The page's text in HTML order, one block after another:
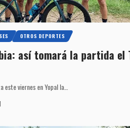
OTROS DEPORTES
así tomará la partida el
viernes en Yopal la…